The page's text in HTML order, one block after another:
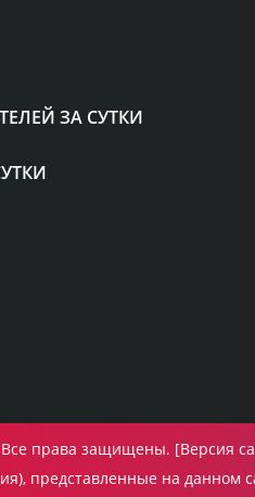
ЗА СУТКИ
права защищены. [Версия
представленные на данном